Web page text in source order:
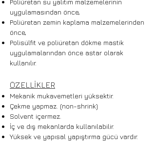
Poliüretan su yalıtım malzemelerinin
uygulamasından önce,
Poliüretan zemin kaplama malzemelerinden
önce,
Polisülfit ve poliüretan dökme mastik
uygulamalarından önce astar olarak
kullanılır.
ÖZELLİKLER
Mekanik mukavemetleri yüksektir.
Çekme yapmaz. (non-shrink)
Solvent içermez.
İç ve dış mekanlarda kullanılabilir.
Yüksek ve yapısal yapıştırma gücü vardır.